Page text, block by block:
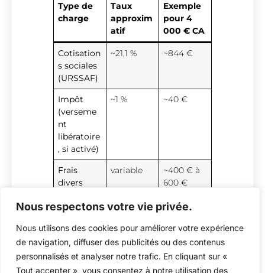
Nous respectons votre vie privée.
Nous utilisons des cookies pour améliorer votre expérience
de navigation, diffuser des publicités ou des contenus
personnalisés et analyser notre trafic. En cliquant sur «
Tout accepter », vous consentez à notre utilisation des
Type de
charge
Taux
approxim
atif
Exemple
pour 4
000 € CA
Cotisation
s sociales
(URSSAF)
~21,1 % ~844 €
Impôt
(verseme
nt
libératoire
, si activé)
~1 % ~40 €
Frais
divers
essence,
variable
~400 € à
600 €
Résultat ?Sur 4 000 € de chiffre